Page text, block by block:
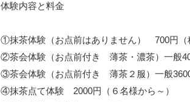
体験内容と料金
①抹茶体験（お点前はありません） 700円（
②茶会体験（お点前付き 薄茶・濃茶）一般
③茶会体験（お点前付き 薄茶２服）一般
④抹茶点て体験 2000円（６名様から～）